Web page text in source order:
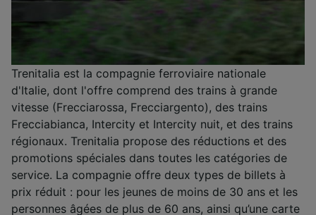
Trenitalia est la compagnie ferroviaire nationale
d'Italie, dont l'offre comprend des trains à grande
vitesse (Frecciarossa, Frecciargento), des trains
Frecciabianca, Intercity et Intercity nuit, et des trains
régionaux. Trenitalia propose des réductions et des
promotions spéciales dans toutes les catégories de
service. La compagnie offre deux types de billets à
prix réduit : pour les jeunes de moins de 30 ans et les
personnes âgées de plus de 60 ans, ainsi qu’une carte